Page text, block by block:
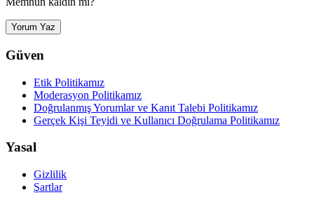
Yorum Yaz
Güven
Etik Politikamız
Moderasyon Politikamız
Doğrulanmış Yorumlar ve Kanıt Talebi Politikamız
Gerçek Kişi Teyidi ve Kullanıcı Doğrulama Politikamız
Yasal
Gizlilik
Şartlar